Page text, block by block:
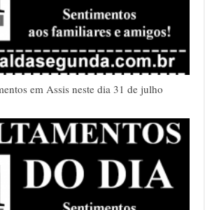
em Assis neste dia 31 de julho